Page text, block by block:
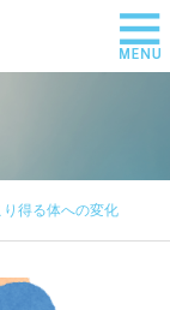
得る体への変化